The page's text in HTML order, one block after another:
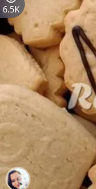
6.5K